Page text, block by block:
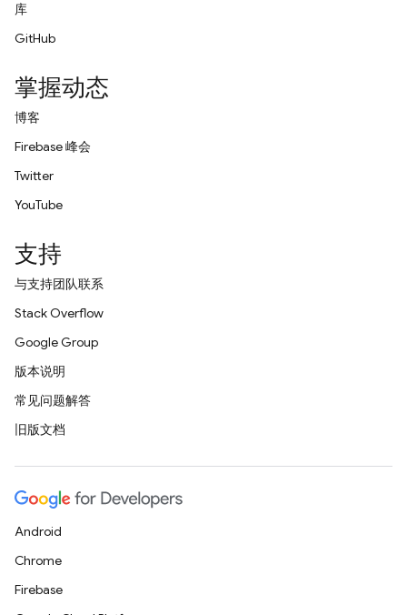
库
GitHub
掌握动态
博客
Firebase 峰会
Twitter
YouTube
支持
与支持团队联系
Stack Overflow
Google Group
版本说明
常见问题解答
旧版文档
Android
Chrome
Firebase